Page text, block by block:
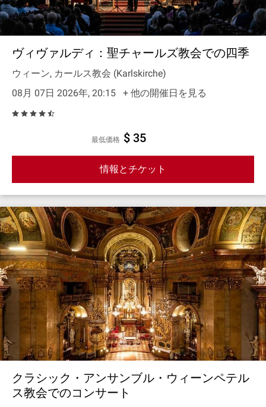
ヴィヴァルディ：聖チャールズ教会での四季
ウィーン, カールス教会 (Karlskirche)
08月 07日 2026年, 20:15
+ 他の開催日を見る
最低価格 $ 35
情報とチケット
クラシック・アンサンブル・ウィーンペテル
ス教会でのコンサート